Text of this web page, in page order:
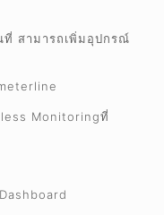
ที่ สามารถเพิ่มอุปกรณ์
Monitoringที่